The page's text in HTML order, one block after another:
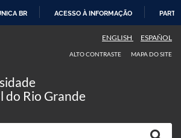
BR ACESSO À INFORMAÇÃO
ENGLISH ESPAÑOL
ALTO CONTRASTE MAPA DO SITE
do Rio Grande